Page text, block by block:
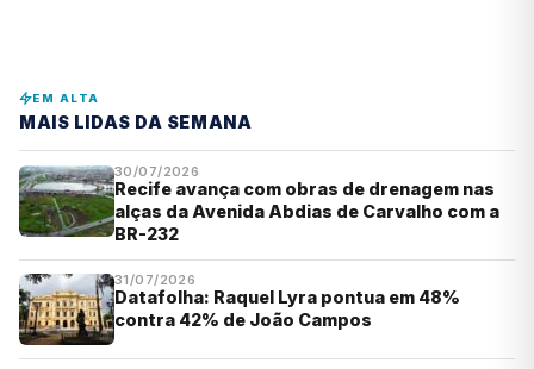
EM ALTA
MAIS LIDAS DA SEMANA
30/07/2026
Recife avança com obras de drenagem nas
alças da Avenida Abdias de Carvalho com a
BR-232
31/07/2026
Datafolha: Raquel Lyra pontua em 48%
contra 42% de João Campos